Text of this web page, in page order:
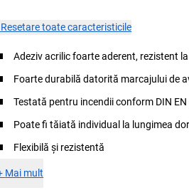
Resetare toate caracteristicile
Adeziv acrilic foarte aderent, rezistent
Foarte durabilă datorită marcajului de
Testată pentru incendii conform DIN
Poate fi tăiată individual la lungimea
Flexibilă și rezistentă
Mai mult